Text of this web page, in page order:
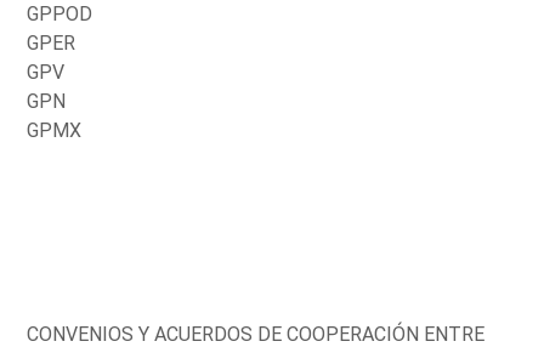
GPPOD
GPER
GPV
GPN
GPMX
CONVENIOS Y ACUERDOS DE COOPERACIÓN ENTRE